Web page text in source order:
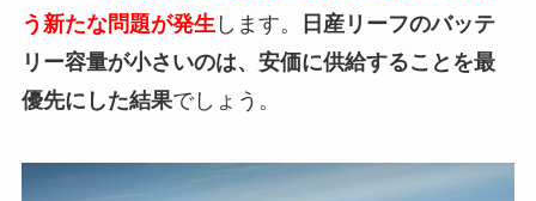
う新たな問題が発生します。
日産リーフのバッテ
リー容量が小さいのは、安価に供給することを最
優先にした結果でしょう。